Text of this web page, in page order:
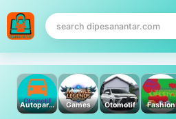
Autoparts Games Otomotif Fashion